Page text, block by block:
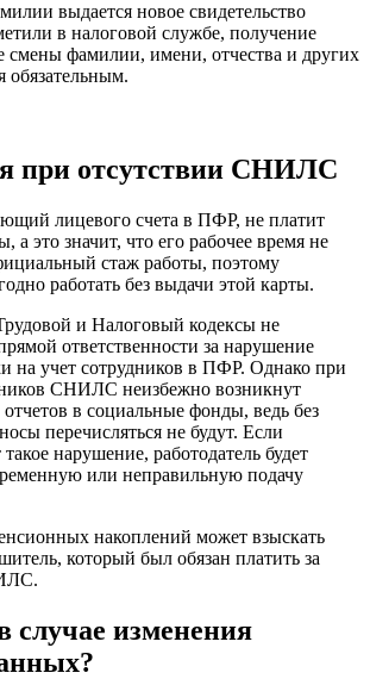
выдается новое свидетельство
в налоговой службе, получение
смены фамилии, имени, отчества и других
обязательным.
при отсутствии СНИЛС
лицевого счета в ПФР, не платит
а это значит, что его рабочее время не
стаж работы, поэтому
работать без выдачи этой карты.
и Налоговый кодексы не
ответственности за нарушение
на учет сотрудников в ПФР. Однако при
СНИЛС неизбежно возникнут
в социальные фонды, ведь без
перечисляться не будут. Если
нарушение, работодатель будет
или неправильную подачу
накоплений может взыскать
который был обязан платить за
случае изменения